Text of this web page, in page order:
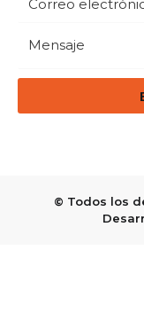
© Todos los